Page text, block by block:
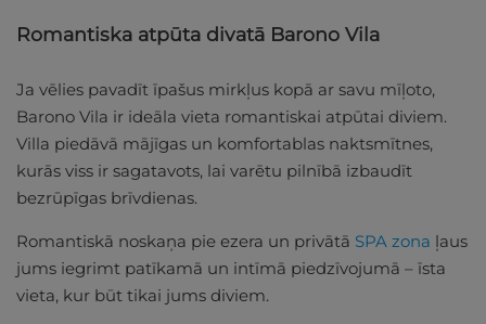
Romantiska atpūta divatā Barono Vila
Ja vēlies pavadīt īpašus mirkļus kopā ar savu mīļoto,
Barono Vila ir ideāla vieta romantiskai atpūtai diviem.
Villa piedāvā mājīgas un komfortablas naktsmītnes,
kurās viss ir sagatavots, lai varētu pilnībā izbaudīt
bezrūpīgas brīvdienas.
Romantiskā noskaņa pie ezera un privātā SPA zona ļaus
jums iegrimt patīkamā un intīmā piedzīvojumā – īsta
vieta, kur būt tikai jums diviem.